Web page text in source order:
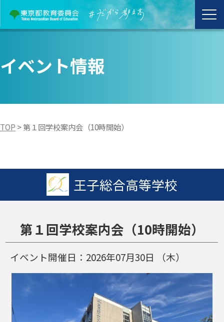
イベント情報
TOP >第１回学校案内会（10時開始）
王子総合高等学校
第１回学校案内会（10時開始）
イベント開催日： 2026年07月30日 （木）